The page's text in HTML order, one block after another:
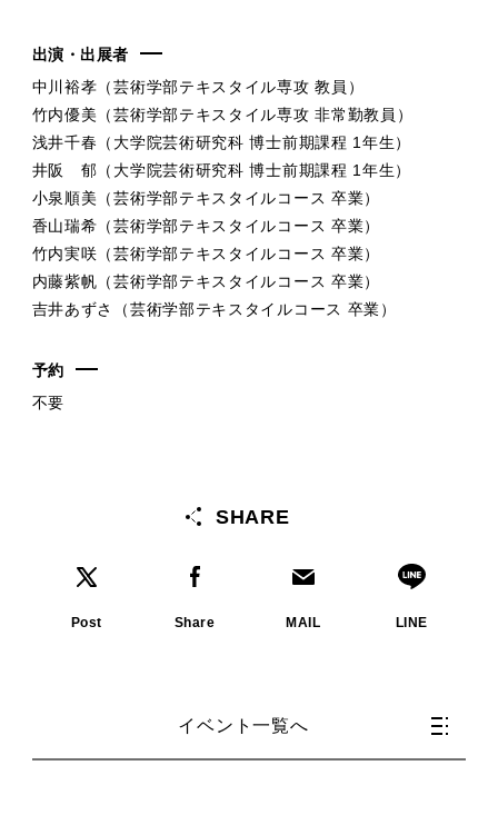
出演・出展者
中川裕孝（芸術学部テキスタイル専攻 教員）
竹内優美（芸術学部テキスタイル専攻 非常勤教員）
浅井千春（大学院芸術研究科 博士前期課程 1年生）
井阪 郁（大学院芸術研究科 博士前期課程 1年生）
小泉順美（芸術学部テキスタイルコース 卒業）
香山瑞希（芸術学部テキスタイルコース 卒業）
竹内実咲（芸術学部テキスタイルコース 卒業）
内藤紫帆（芸術学部テキスタイルコース 卒業）
吉井あずさ（芸術学部テキスタイルコース 卒業）
予約
不要
SHARE
Post Share MAIL LINE
イベント一覧へ